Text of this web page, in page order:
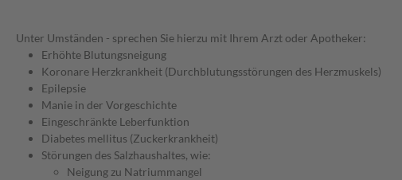
Unter Umständen - sprechen Sie hierzu mit Ihrem Arzt oder Apotheker:
Erhöhte Blutungsneigung
Koronare Herzkrankheit (Durchblutungsstörungen des Herzmuskels)
Epilepsie
Manie in der Vorgeschichte
Eingeschränkte Leberfunktion
Diabetes mellitus (Zuckerkrankheit)
Störungen des Salzhaushaltes, wie:
Neigung zu Natriummangel